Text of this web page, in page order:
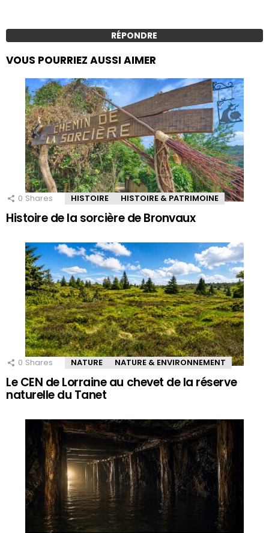
RÉPONDRE
VOUS POURRIEZ AUSSI AIMER
0 Shares HISTOIRE HISTOIRE & PATRIMOINE
Histoire de la sorcière de Bronvaux
0 Shares NATURE NATURE & ENVIRONNEMENT
Le CEN de Lorraine au chevet de la réserve
naturelle du Tanet